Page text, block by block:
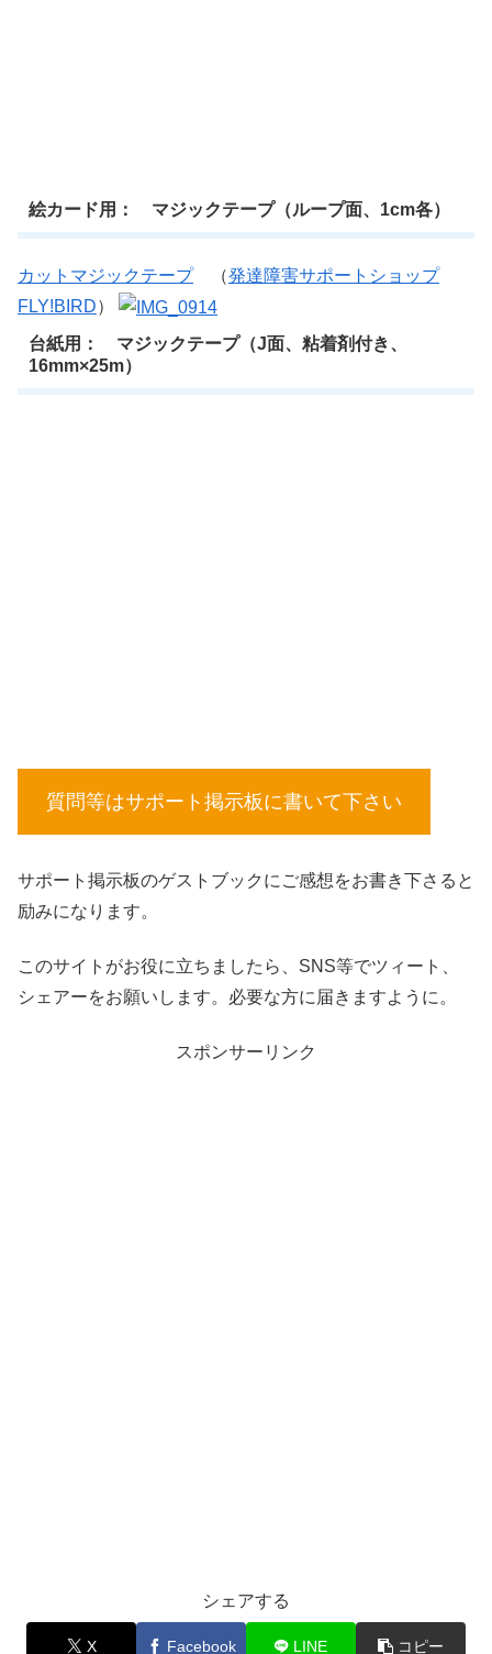
絵カード用： マジックテープ（ループ面、1cm各）
カットマジックテープ（発達障害サポートショップ
FLY!BIRD）
台紙用： マジックテープ（J面、粘着剤付き、
16mm×25m）
質問等はサポート掲示板に書いて下さい
サポート掲示板のゲストブックにご感想をお書き下さると
励みになります。
このサイトがお役に立ちましたら、SNS等でツィート、
シェアーをお願いします。必要な方に届きますように。
スポンサーリンク
シェアする
X Facebook LINE コピー